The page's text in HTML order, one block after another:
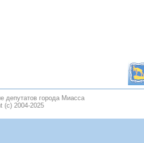
депутатов города Миасса
(c) 2004-2025